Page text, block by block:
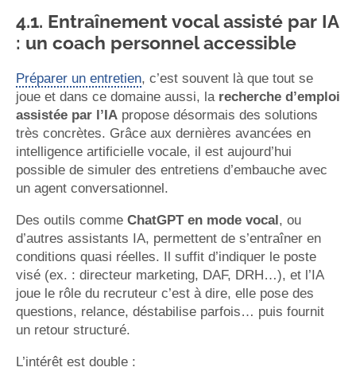
4.1. Entraînement vocal assisté par IA
: un coach personnel accessible
Préparer un entretien, c’est souvent là que tout se
joue et dans ce domaine aussi, la recherche d’emploi
assistée par l’IA propose désormais des solutions
très concrètes. Grâce aux dernières avancées en
intelligence artificielle vocale, il est aujourd’hui
possible de simuler des entretiens d’embauche avec
un agent conversationnel.
Des outils comme ChatGPT en mode vocal, ou
d’autres assistants IA, permettent de s’entraîner en
conditions quasi réelles. Il suffit d’indiquer le poste
visé (ex. : directeur marketing, DAF, DRH…), et l’IA
joue le rôle du recruteur c’est à dire, elle pose des
questions, relance, déstabilise parfois… puis fournit
un retour structuré.
L’intérêt est double :